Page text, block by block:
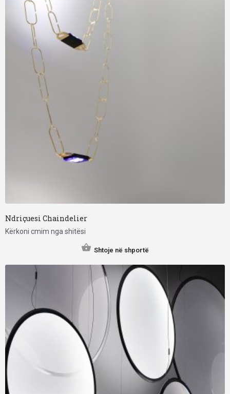
Ndriçuesi Chaindelier
Kërkoni cmim nga shitësi
Shtoje në shportë